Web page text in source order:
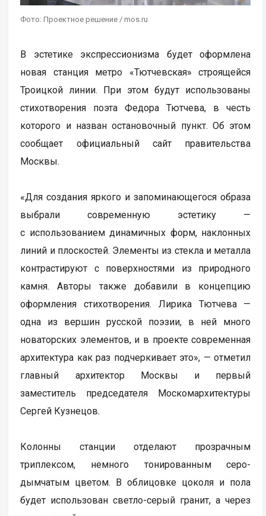
Фото: Проектное решение / mos.ru
В эстетике экспрессионизма будет оформлена
новая станция метро «Тютчевская» строящейся
Троицкой линии. При этом будут использованы
стихотворения поэта Федора Тютчева, в честь
которого и назван остановочный пункт. Об этом
сообщает официальный сайт правительства
Москвы.
«Для создания яркого и запоминающегося образа
выбрали современную эстетику —
с использованием динамичных форм, наклонных
линий и плоскостей. Элементы из стекла и металла
контрастируют с поверхностями из природного
камня. Авторы также добавили в концепцию
оформления стихотворения. Лирика Тютчева —
одна из вершин русской поэзии, в ней много
новаторских элементов, и в проекте современная
архитектура как раз подчеркивает это», — отметил
главный архитектор Москвы и первый
заместитель председателя Москомархитектуры
Сергей Кузнецов.
Колонны станции отделают прозрачным
триплексом, немного тонированным серо-
дымчатым цветом. В облицовке цоколя и пола
будет использован светло-серый гранит, а через